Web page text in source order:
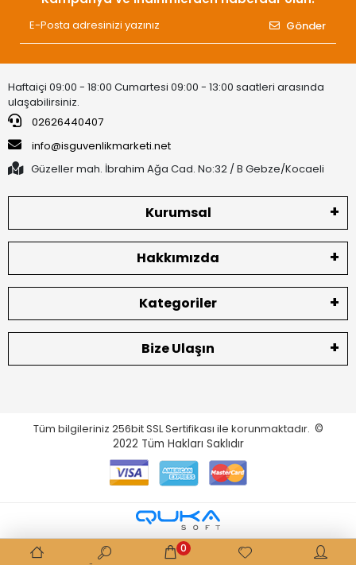
Gönder
Haftaiçi 09:00 - 18:00 Cumartesi 09:00 - 13:00 saatleri arasında
ulaşabilirsiniz.
02626440407
info@isguvenlikmarketi.net
Güzeller mah. İbrahim Ağa Cad. No:32 / B Gebze/Kocaeli
Kurumsal
Hakkımızda
Kategoriler
Bize Ulaşın
Tüm bilgileriniz 256bit SSL Sertifikası ile korunmaktadır. ©
2022 Tüm Hakları Saklıdır
0